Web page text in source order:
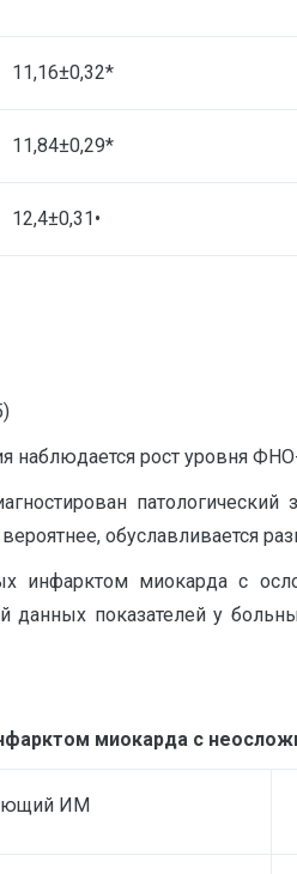
11,16±0,32*
11,84±0,29*
12,4±0,31•
наблюдается рост уровня
обуславливается
миокарда с
данных показателей у
миокарда с
ИМ